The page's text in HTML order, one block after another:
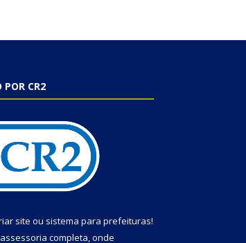
POR CR2
site ou sistema para prefeituras!
assessoria completa, onde